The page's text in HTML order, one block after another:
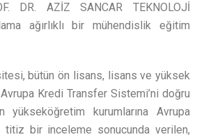
DR. AZİZ SANCAR TEKNOLOJİ
ağırlıklı bir mühendislik eğitim
bütün ön lisans, lisans ve yüksek
Kredi Transfer Sistemi’ni doğru
yükseköğretim kurumlarına Avrupa
titiz bir inceleme sonucunda verilen,